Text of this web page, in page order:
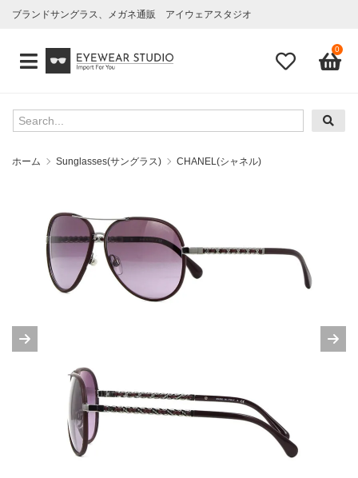
ブランドサングラス、メガネ通販 アイウェアスタジオ
0
ホーム Sunglasses(サングラス) CHANEL(シャネル)